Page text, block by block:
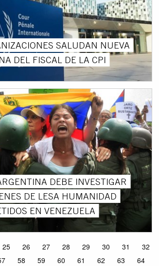
SALUDAN NUEVA
DEL FISCAL DE LA CPI
DEBE INVESTIGAR
DE LESA HUMANIDAD
EN VENEZUELA
25 26 27 28 29 30 31
32
58 59 60 61 62 63
64